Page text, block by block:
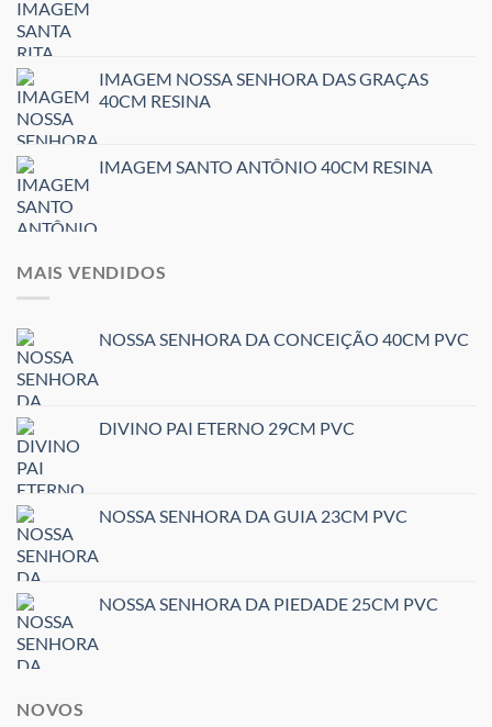
IMAGEM NOSSA SENHORA DAS GRAÇAS
40CM RESINA
IMAGEM SANTO ANTÔNIO 40CM RESINA
MAIS VENDIDOS
NOSSA SENHORA DA CONCEIÇÃO 40CM PVC
DIVINO PAI ETERNO 29CM PVC
NOSSA SENHORA DA GUIA 23CM PVC
NOSSA SENHORA DA PIEDADE 25CM PVC
NOVOS